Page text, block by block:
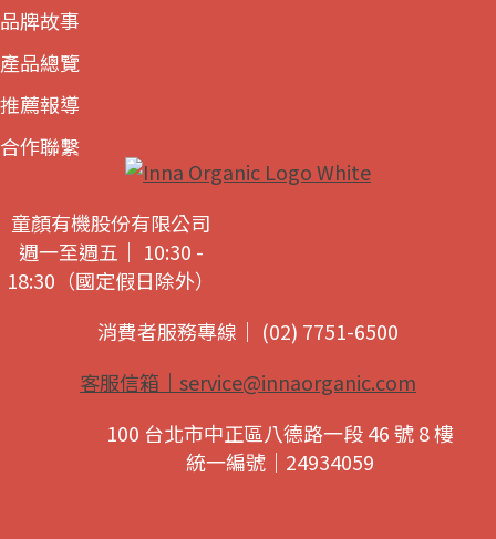
品牌故事
產品總覽
推薦報導
合作聯繫
童顏有機股份有限公司
週一至週五｜ 10:30 -
18:30（國定假日除外）
消費者服務專線｜ (02) 7751-6500
客服信箱｜ service@innaorganic.com
100 台北市中正區八德路一段 46 號 8 樓
統一編號｜24934059